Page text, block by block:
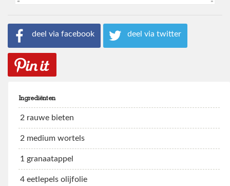
deel via facebook deel via twitter
Ingrediënten
2 rauwe bieten
2 medium wortels
1 granaatappel
4 eetlepels olijfolie